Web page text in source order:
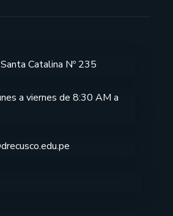
Catalina Nº 235
a viernes de 8:30 AM a